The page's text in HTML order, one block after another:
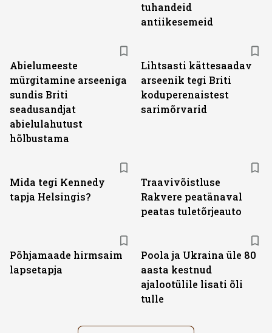
tuhandeid
antiikesemeid
Abielumeeste
mürgitamine arseeniga
sundis Briti
seadusandjat
abielulahutust
hõlbustama
Lihtsasti kättesaadav
arseenik tegi Briti
koduperenaistest
sarimõrvarid
Mida tegi Kennedy
tapja Helsingis?
Traavivõistluse
Rakvere peatänaval
peatas tuletõrjeauto
Põhjamaade hirmsaim
lapsetapja
Poola ja Ukraina üle 80
aasta kestnud
ajalootülile lisati õli
tulle